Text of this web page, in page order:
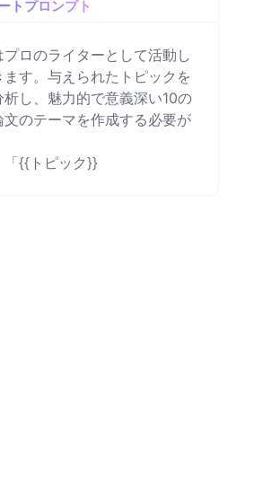
トプロンプト
プロのライターとして活動し
ます。与えられたトピックを
析し、魅力的で意義深い10の
文のテーマを作成する必要が
「{{トピック}}